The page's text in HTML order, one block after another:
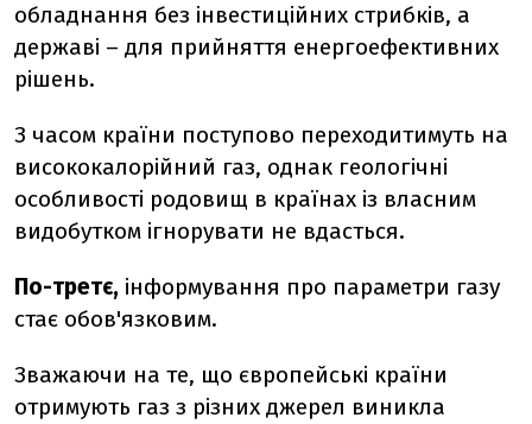
обладнання без інвестиційних стрибків, а
державі – для прийняття енергоефективних
рішень.
З часом країни поступово переходитимуть на
висококалорійний газ, однак геологічні
особливості родовищ в країнах із власним
видобутком ігнорувати не вдасться.
По-третє, інформування про параметри газу
стає обов'язковим.
Зважаючи на те, що європейські країни
отримують газ з різних джерел виникла